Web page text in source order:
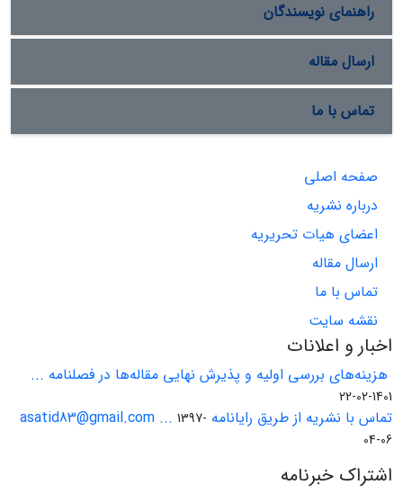
راهنمای نویسندگان
ارسال مقاله
تماس با ما
صفحه اصلی
درباره نشریه
اعضای هیات تحریریه
ارسال مقاله
تماس با ما
نقشه سایت
اخبار و اعلانات
هزینه‌های بررسی اولیه و پذیرش نهایی مقاله‌ها در فصلنامه ...
1401-02-22
تماس با نشریه از طریق رایانامه asatid83@gmail.com ... 1397-
04-06
اشتراک خبرنامه